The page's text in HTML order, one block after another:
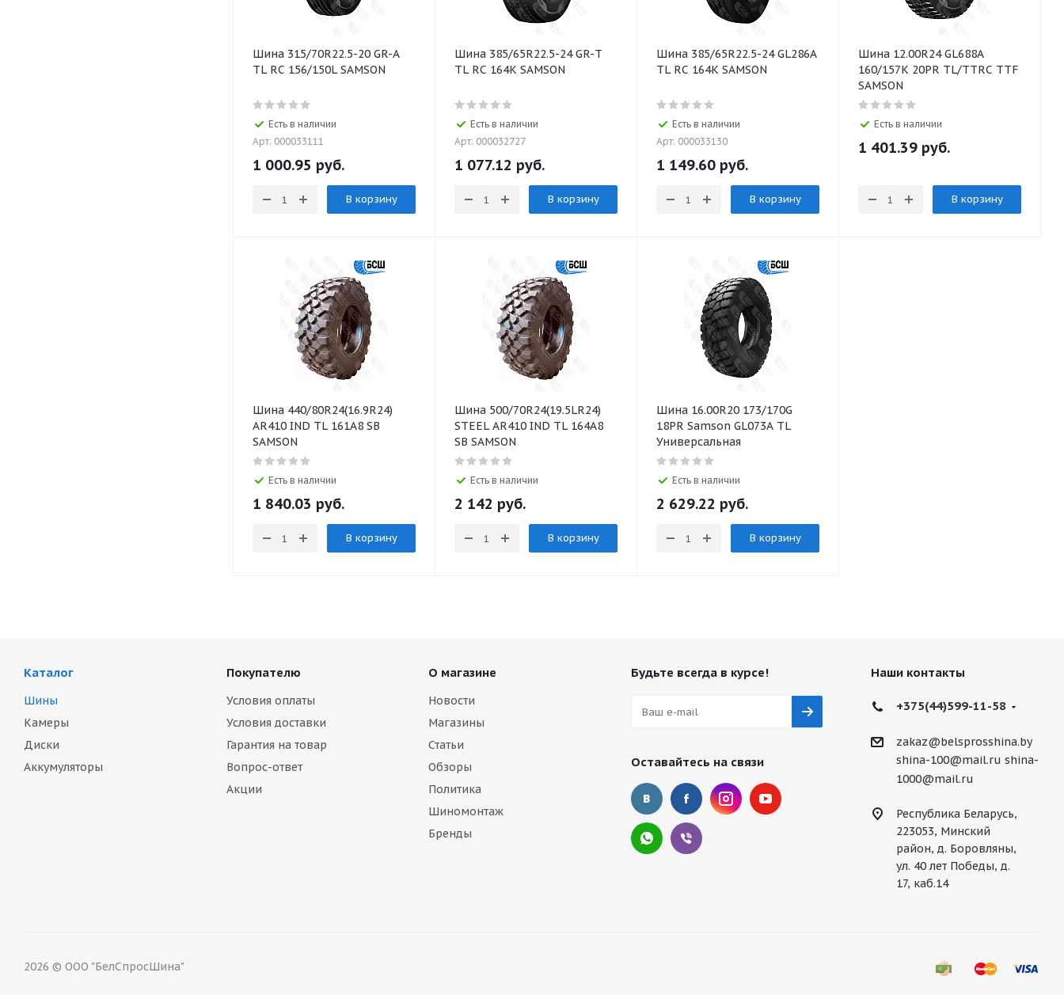
Шина 315/70R22.5-20 GR-A
TL RC 156/150L SAMSON
Есть в наличии
Арт: 000033111
1 000.95 руб.
В корзину
Шина 385/65R22.5-24 GR-T
TL RC 164K SAMSON
Есть в наличии
Арт: 000032727
1 077.12 руб.
В корзину
Шина 385/65R22.5-24 GL286A
TL RC 164K SAMSON
Есть в наличии
Арт: 000033130
1 149.60 руб.
В корзину
Шина 12.00R24 GL688A
160/157K 20PR TL/TTRC ТTF
SAMSON
Есть в наличии
1 401.39 руб.
В корзину
Шина 440/80R24(16.9R24)
AR410 IND TL 161A8 SB
SAMSON
Есть в наличии
1 840.03 руб.
В корзину
Шина 500/70R24(19.5LR24)
STEEL AR410 IND TL 164A8
SB SAMSON
Есть в наличии
2 142 руб.
В корзину
Шина 16.00R20 173/170G
18PR Samson GL073A TL
Универсальная
Есть в наличии
2 629.22 руб.
В корзину
Каталог
Шины
Камеры
Диски
Аккумуляторы
Покупателю
Условия оплаты
Условия доставки
Гарантия на товар
Вопрос-ответ
Акции
О магазине
Новости
Магазины
Статьи
Обзоры
Политика
Шиномонтаж
Бренды
Будьте всегда в курсе!
Оставайтесь на связи
Наши контакты
+375(44)599-11-58
zakaz@belsprosshina.by
shina-100@mail.ru shina-
1000@mail.ru
Республика Беларусь,
223053, Минский
район, д. Боровляны,
ул. 40 лет Победы, д.
17, каб.14
2026 © ООО "БелСпросШина"